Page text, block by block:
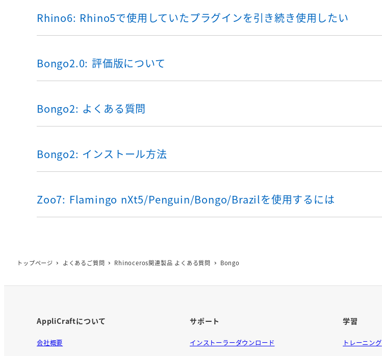
Rhino6: Rhino5で使用していたプラグインを引き続き使用したい
Bongo2.0: 評価版について
Bongo2: よくある質問
Bongo2: インストール方法
Zoo7: Flamingo nXt5/Penguin/Bongo/Brazilを使用するには
トップページ よくあるご質問 Rhinoceros関連製品 よくある質問 Bongo
AppliCraftについて
会社概要
サポート
インストーラーダウンロード
学習
トレーニング